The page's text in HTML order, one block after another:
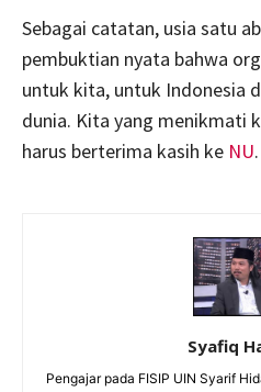
Sebagai catatan, usia satu
pembuktian nyata bahwa
untuk kita, untuk Indonesia
dunia. Kita yang menikmati
harus berterima kasih ke NU.
Syafiq
Pengajar pada FISIP UIN Syarif